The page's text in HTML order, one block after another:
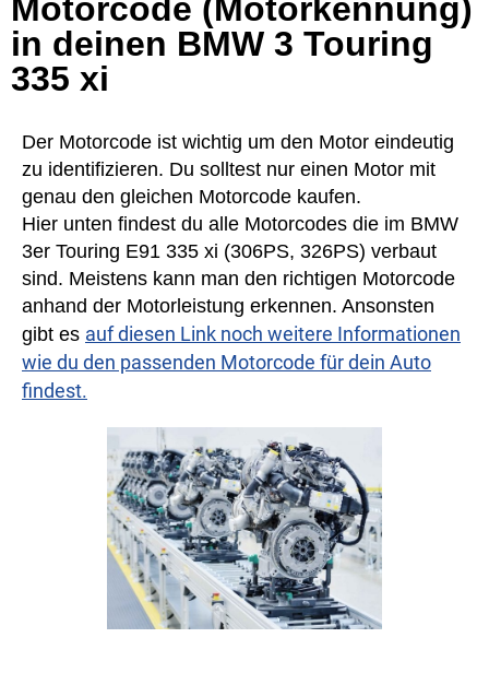
Motorcode (Motorkennung)
in deinen BMW 3 Touring
335 xi
Der Motorcode ist wichtig um den Motor eindeutig
zu identifizieren. Du solltest nur einen Motor mit
genau den gleichen Motorcode kaufen.
Hier unten findest du alle Motorcodes die im BMW
3er Touring E91 335 xi (306PS, 326PS) verbaut
sind. Meistens kann man den richtigen Motorcode
anhand der Motorleistung erkennen. Ansonsten
gibt es auf diesen Link noch weitere Informationen
wie du den passenden Motorcode für dein Auto
findest.